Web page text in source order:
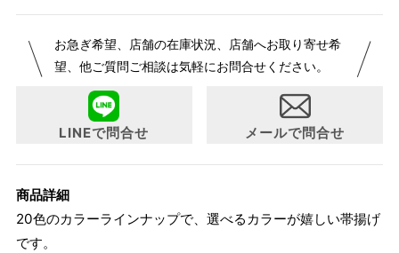
お急ぎ希望、店舗の在庫状況、店舗へお取り寄せ希
望、他ご質問ご相談は気軽にお問合せください。
LINEで問合せ メールで問合せ
商品詳細
20色のカラーラインナップで、選べるカラーが嬉しい帯揚げ
です。